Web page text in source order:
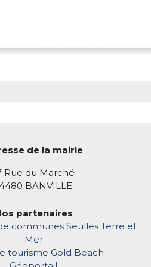
de la mairie
Rue du Marché
BANVILLE
partenaires
communes Seulles Terre et
Mer
tourisme Gold Beach